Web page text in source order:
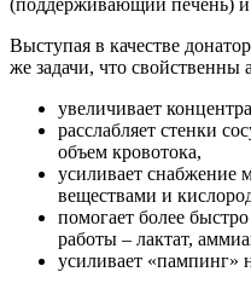
Выступая в качестве
же задачи, что свойственны
увеличивает
расслабляет стенки
объем кровотока,
усиливает снабжение
веществами и
помогает более
работы – лактат,
усиливает «пампинг»